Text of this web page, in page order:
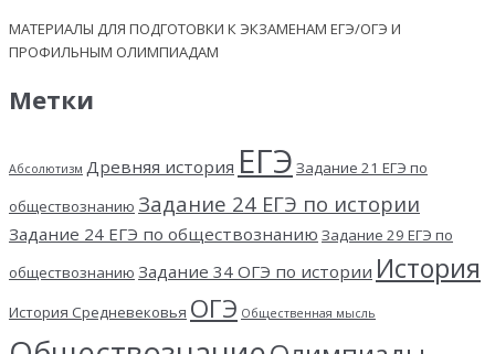
МАТЕРИАЛЫ ДЛЯ ПОДГОТОВКИ К ЭКЗАМЕНАМ ЕГЭ/ОГЭ И
ПРОФИЛЬНЫМ ОЛИМПИАДАМ
Метки
Абсолютизм Древняя история ЕГЭ Задание 21 ЕГЭ по
обществознанию Задание 24 ЕГЭ по истории
Задание 24 ЕГЭ по обществознанию Задание 29 ЕГЭ по
обществознанию Задание 34 ОГЭ по истории История
История Средневековья ОГЭ Общественная мысль